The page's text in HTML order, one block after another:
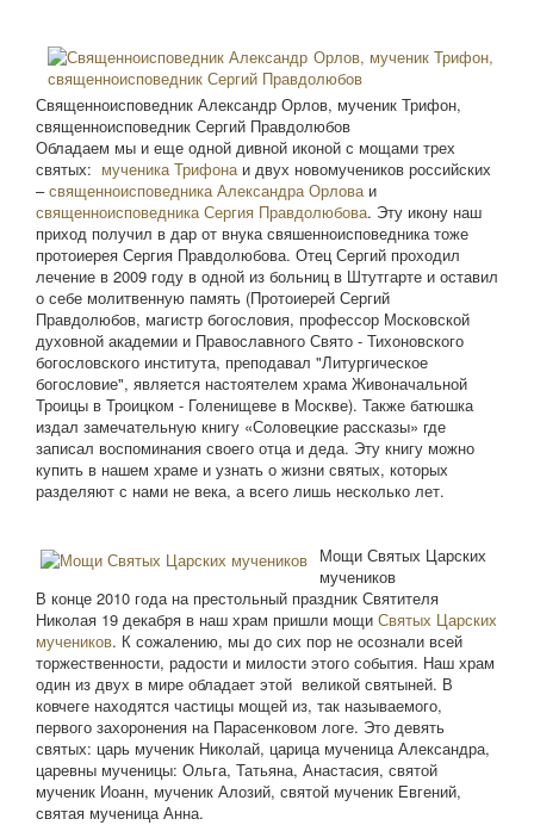
Священноисповедник Александр Орлов, мученик Трифон,
священноисповедник Сергий Правдолюбов
Обладаем мы и еще одной дивной иконой с мощами трех
святых: мученика Трифонаи двух новомучеников российских
–священноисповедника Александра Орловаи
священноисповедника Сергия Правдолюбова. Эту икону наш
приход получил в дар от внука свяшенноисповедника тоже
протоиерея Сергия Правдолюбова. Отец Сергий проходил
лечение в 2009 году в одной из больниц в Штутгарте и оставил
о себе молитвенную память (Протоиерей Сергий
Правдолюбов, магистр богословия, профессор Московской
духовной академии и Православного Свято - Тихоновского
богословского института, преподавал "Литургическое
богословие", является настоятелем храма Живоначальной
Троицы в Троицком - Голенищеве в Москве). Также батюшка
издал замечательную книгу «Соловецкие рассказы» где
записал воспоминания своего отца и деда. Эту книгу можно
купить в нашем храме и узнать о жизни святых, которых
разделяют с нами не века, а всего лишь несколько лет.
Мощи Святых Царских
мучеников
В конце 2010 года на престольный праздник Святителя
Николая 19 декабря в наш храм пришли мощи Святых Царских
мучеников. К сожалению, мы до сих пор не осознали всей
торжественности, радости и милости этого события. Наш храм
один из двух в мире обладает этой великой святыней. В
ковчеге находятся частицы мощей из, так называемого,
первого захоронения на Парасенковом логе. Это девять
святых: царь мученик Николай, царица мученица Александра,
царевны мученицы: Ольга, Татьяна, Анастасия, святой
мученик Иоанн, мученик Алозий, святой мученик Евгений,
святая мученица Анна.